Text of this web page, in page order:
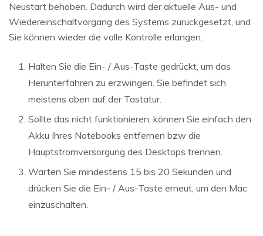
Neustart behoben. Dadurch wird der aktuelle Aus- und
Wiedereinschaltvorgang des Systems zurückgesetzt, und
Sie können wieder die volle Kontrolle erlangen.
Halten Sie die Ein- / Aus-Taste gedrückt, um das
Herunterfahren zu erzwingen. Sie befindet sich
meistens oben auf der Tastatur.
Sollte das nicht funktionieren, können Sie einfach den
Akku Ihres Notebooks entfernen bzw die
Hauptstromversorgung des Desktops trennen.
Warten Sie mindestens 15 bis 20 Sekunden und
drücken Sie die Ein- / Aus-Taste erneut, um den Mac
einzuschalten.